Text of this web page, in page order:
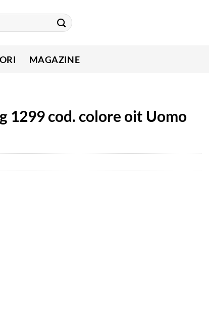
MAGAZINE
1299 cod. colore oit Uomo